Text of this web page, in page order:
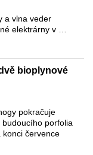
a vlna veder
elektrárny v …
bioplynové
pokračuje
porfolia
konci července